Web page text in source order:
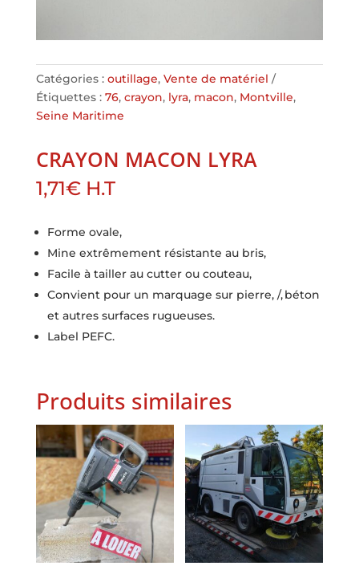
Catégories : outillage, Vente de matériel
Étiquettes : 76, crayon, lyra, macon, Montville,
Seine Maritime
CRAYON MACON LYRA
1,71€ H.T
Forme ovale,
Mine extrêmement résistante au bris,
Facile à tailler au cutter ou couteau,
Convient pour un marquage sur pierre, /, béton
et autres surfaces rugueuses.
Label PEFC.
Produits similaires